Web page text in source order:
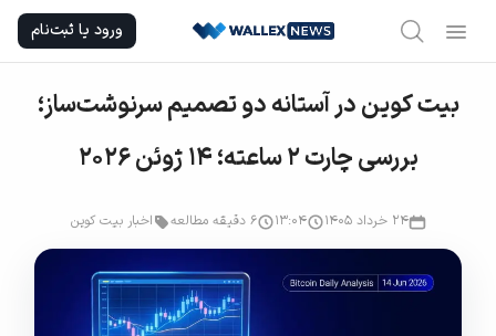
content
ورود یا ثبت‌نام
بیت کوین در آستانه دو تصمیم سرنوشت‌ساز؛
بررسی چارت ۲ ساعته؛ ۱۴ ژوئن ۲۰۲۶
۲۴ خرداد ۱۴۰۵ ۱۳:۰۴ 6 دقیقه مطالعه اخبار بیت کوین